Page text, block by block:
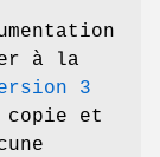
à la
3
copie et